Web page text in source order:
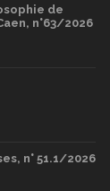
de
n°63/2026
n° 51.1/2026